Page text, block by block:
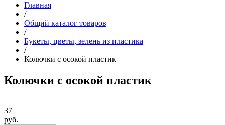
Главная
/
Общий каталог товаров
/
Букеты, цветы, зелень из пластика
/
Колючки с осокой пластик
Колючки с осокой пластик
37
руб.